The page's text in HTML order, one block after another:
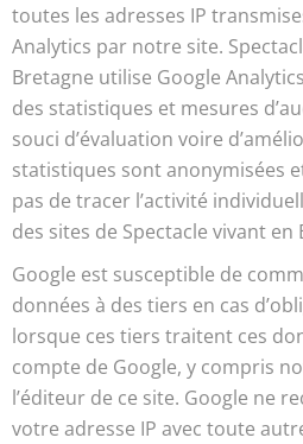
toutes les adresses IP
Analytics par notre site.
Bretagne utilise Google
des statistiques et mesures
souci d’évaluation voire
statistiques sont anonymisées
pas de tracer l’activité
des sites de Spectacle vivant en
Google est susceptible de
données à des tiers en cas
lorsque ces tiers traitent ces
compte de Google, y compris
l’éditeur de ce site. Google ne
votre adresse IP avec toute